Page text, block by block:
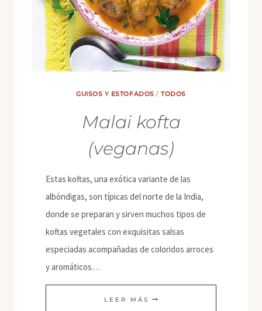
GUISOS Y ESTOFADOS /TODOS
Malai kofta
(veganas)
Estas koftas, una exótica variante de las
albóndigas, son típicas del norte de la India,
donde se preparan y sirven muchos tipos de
koftas vegetales con exquisitas salsas
especiadas acompañadas de coloridos arroces
y aromáticos…
LEER MÁS MALAI